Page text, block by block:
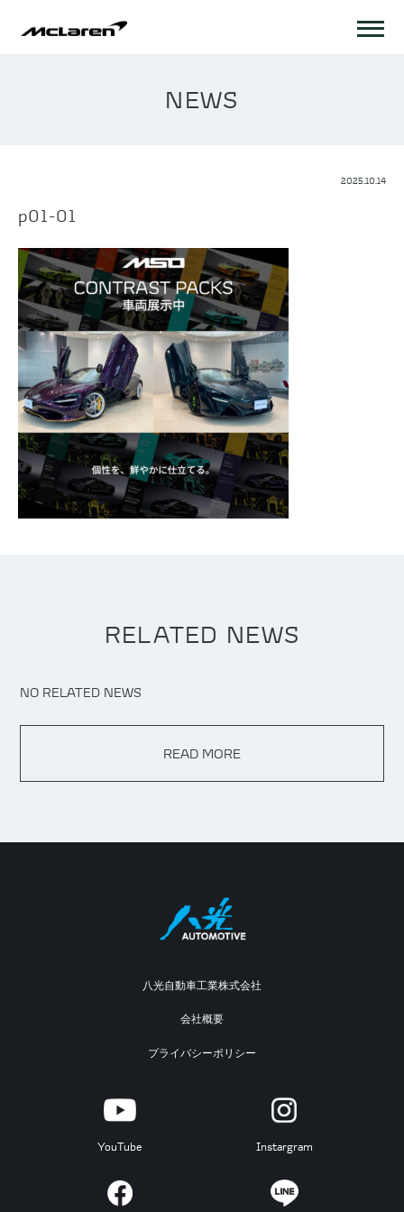
NEWS
2025.10.14
p01-01
RELATED NEWS
NO RELATED NEWS
READ MORE
八光自動車工業株式会社
会社概要
プライバシーポリシー
YouTube Instargram